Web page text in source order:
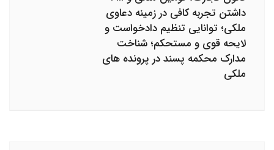
داشتن تجربه کافی در زمینه دعاوی
ملکی؛ توانایی تنظیم دادخواست و
لایحه قوی و مستحکم؛ شناخت
مدارک محکمه پسند در پرونده های
ملکی